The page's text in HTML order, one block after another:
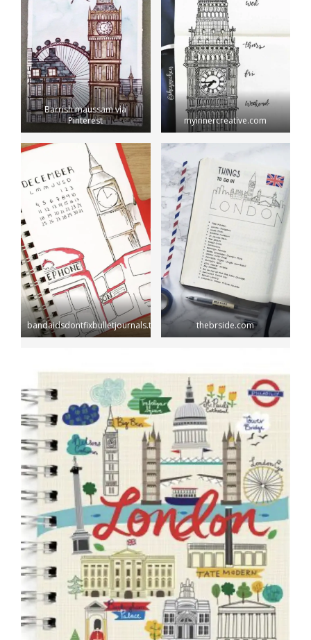
Barrish maussam via
Pinterest
myinnercreative.com
bandaidsdontfixbulletjournals.tumblr thebrside.com